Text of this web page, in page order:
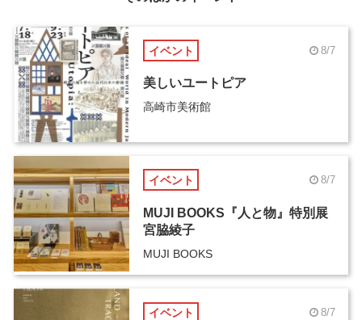
イベント 8/7
美しいユートピア
高崎市美術館
イベント 8/7
MUJI BOOKS『人と物』特別展
宮脇綾子
MUJI BOOKS
イベント 8/7